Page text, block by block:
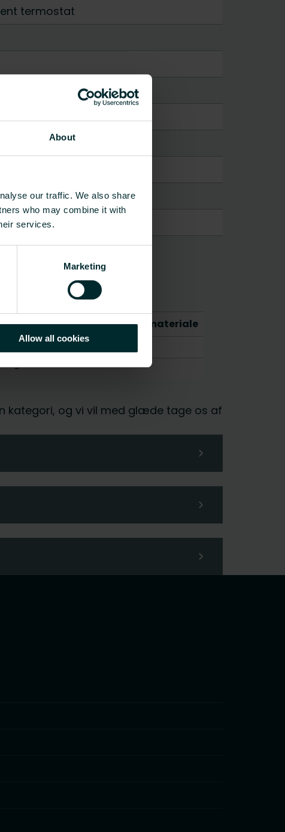
About
our traffic. We also share
who may combine it with
services.
Marketing
Allow all cookies
termostat
CO2/Kg ækvivalent pr. kg materiale
-
kategori, og vi vil med glæde tage os af